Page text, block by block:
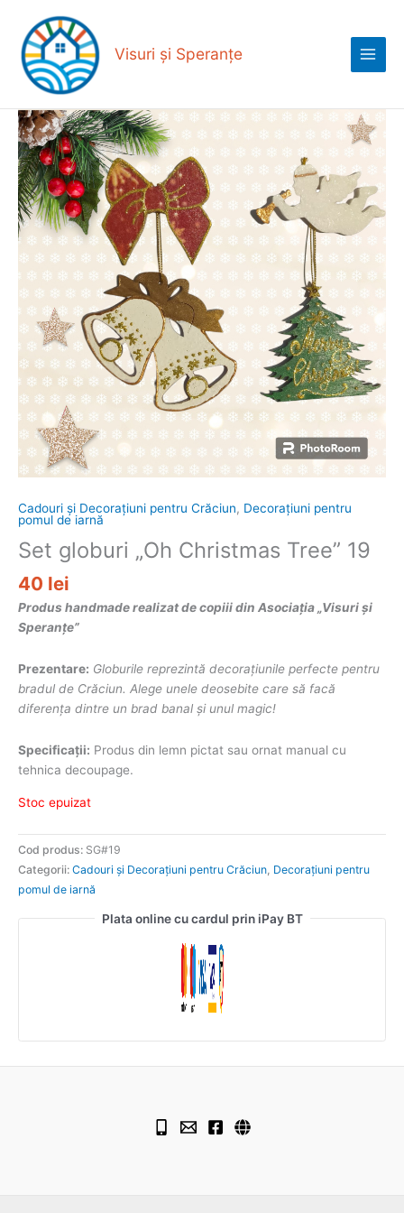
content
Visuri și Speranțe
Menu
Cadouri și Decorațiuni pentru Crăciun, Decorațiuni pentru
pomul de iarnă
Set globuri „Oh Christmas Tree” 19
40 lei
Produs handmade realizat de copiii din Asociația „Visuri și
Speranțe”
Prezentare: Globurile reprezintă decorațiunile perfecte pentru
bradul de Crăciun. Alege unele deosebite care să facă
diferența dintre un brad banal și unul magic!
Specificații: Produs din lemn pictat sau ornat manual cu
tehnica decoupage.
Stoc epuizat
Cod produs: SG#19
Categorii: Cadouri și Decorațiuni pentru Crăciun Decorațiuni pentru
pomul de iarnă
Plata online cu cardul prin iPay BT